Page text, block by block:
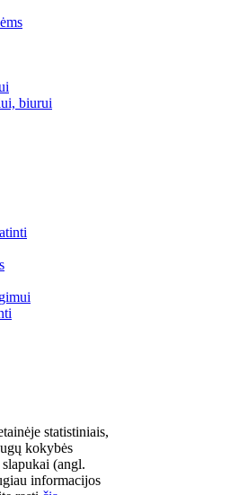
biurui
statistiniais,
kokybės
(angl.
informacijos